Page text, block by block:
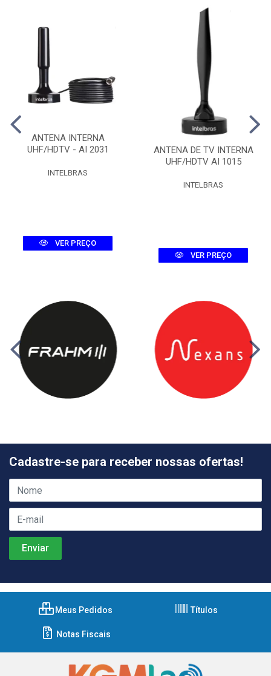
ANTENA INTERNA
UHF/HDTV - AI 2031
INTELBRAS
VER PREÇO
ANTENA DE TV INTERNA
UHF/HDTV AI 1015
INTELBRAS
VER PREÇO
Cadastre-se para receber nossas ofertas!
Meus Pedidos Títulos
Notas Fiscais